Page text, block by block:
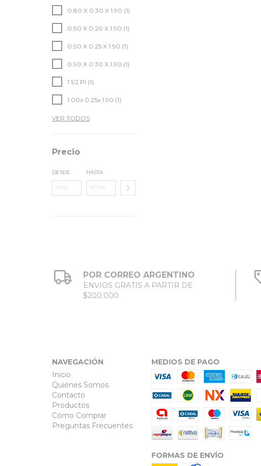
0.80 X 0.30 X 1.90 (1)
0.90 X 0.20 X 1.90 (1)
0.90 X 0.25 X 1.90 (1)
0.90 X 0.30 X 1.90 (1)
1 1/2 Pl (1)
1.00x 0.25x 1.90 (1)
VER TODOS
Precio
DESDE HASTA
POR CORREO ARGENTINO
ENVIOS GRATIS A PARTIR DE
$200.000
NAVEGACIÓN
Inicio
Quiénes Somos
Contacto
Productos
Cómo Comprar
Preguntas Frecuentes
MEDIOS DE PAGO
FORMAS DE ENVÍO